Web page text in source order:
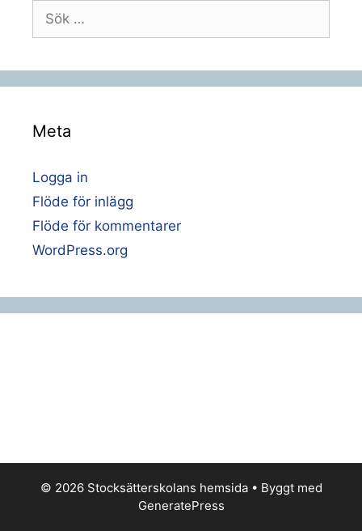
Sök
efter:
Meta
Logga in
Flöde för inlägg
Flöde för kommentarer
WordPress.org
© 2026 Stocksätterskolans hemsida• Byggt med
GeneratePress